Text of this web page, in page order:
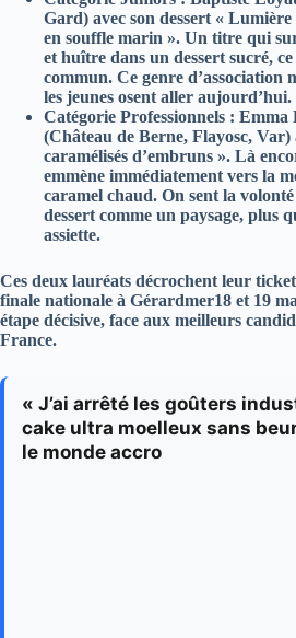
Gard) avec son dessert « Lumière
en souffle marin ». Un titre qui
et huître dans un dessert sucré, ce
commun. Ce genre d’association
les jeunes osent aller aujourd’hui.
Catégorie Professionnels : Emma
(Château de Berne, Flayosc, Var)
caramélisés d’embruns ». Là
emmène immédiatement vers la
caramel chaud. On sent la
dessert comme un paysage, plus
assiette.
Ces deux lauréats décrochent leur
finale nationale à Gérardmer18 et 19
étape décisive, face aux meilleurs
France.
« J’ai arrêté les goûters
cake ultra moelleux sans
le monde accro